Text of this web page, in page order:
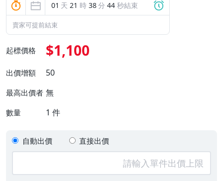
01 天 21 時 38分 43 秒結束
賣家可提前結束
起標價格 $1,100
出價增額 50
最高出價者 無
數量 1 件
自動出價 直接出價